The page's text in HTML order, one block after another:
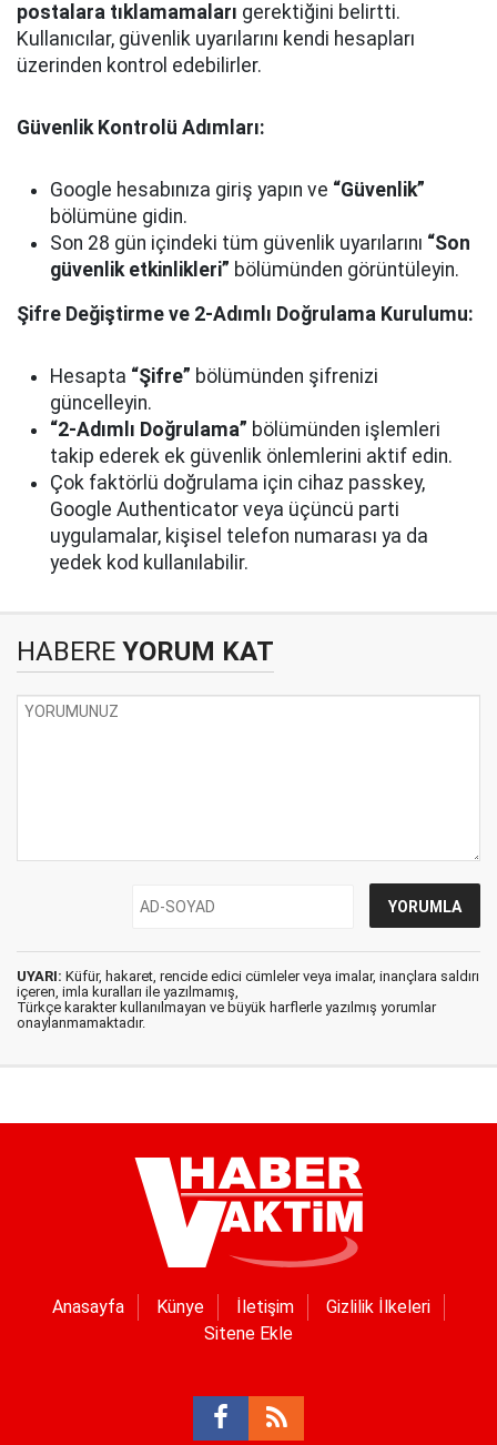
postalara tıklamamaları gerektiğini belirtti.
Kullanıcılar, güvenlik uyarılarını kendi hesapları
üzerinden kontrol edebilirler.
Güvenlik Kontrolü Adımları:
Google hesabınıza giriş yapın ve “Güvenlik”
bölümüne gidin.
Son 28 gün içindeki tüm güvenlik uyarılarını “Son
güvenlik etkinlikleri” bölümünden görüntüleyin.
Şifre Değiştirme ve 2-Adımlı Doğrulama Kurulumu:
Hesapta “Şifre” bölümünden şifrenizi
güncelleyin.
“2-Adımlı Doğrulama” bölümünden işlemleri
takip ederek ek güvenlik önlemlerini aktif edin.
Çok faktörlü doğrulama için cihaz passkey,
Google Authenticator veya üçüncü parti
uygulamalar, kişisel telefon numarası ya da
yedek kod kullanılabilir.
HABERE YORUM KAT
UYARI: Küfür, hakaret, rencide edici cümleler veya imalar, inançlara saldırı
içeren, imla kuralları ile yazılmamış,
Türkçe karakter kullanılmayan ve büyük harflerle yazılmış yorumlar
onaylanmamaktadır.
Anasayfa Künye İletişim
Gizlilik İlkeleri
Sitene Ekle